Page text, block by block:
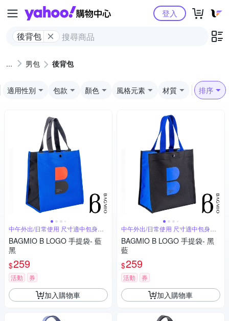
Yahoo購物中心
後背包
登入
男包 後背包
適用性別 包款 顏色 風格元素 材質 排序
中午外出/日常使用 尺寸適中包身挺
拔
BAGMIO B LOGO 手提袋- 藍
黑
$259
活動 券
加入購物車
中午外出/日常使用 尺寸適中包身挺
拔
BAGMIO B LOGO 手提袋- 黑
藍
$259
活動 券
加入購物車